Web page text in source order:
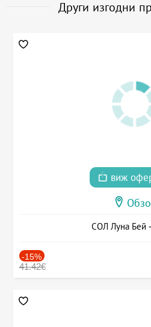
Други изгодни
виж
СОЛ Луна Бей
-15%
41.42€